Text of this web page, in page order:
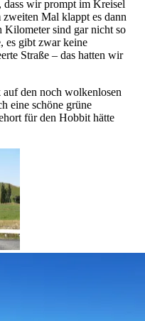
wir prompt im Kreisel
Mal klappt es dann
Kilometer sind gar nicht so
es gibt zwar keine
Straße – das hatten wir
den noch wolkenlosen
eine schöne grüne
für den Hobbit hätte